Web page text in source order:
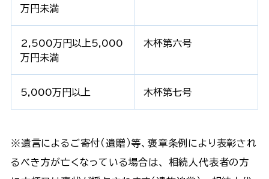
万円未満
2,500万円以上5,000
万円未満
木杯第六号
5,000万円以上 木杯第七号
※遺言によるご寄付（遺贈）等、褒章条例により表彰され
るべき方が亡くなっている場合は、 相続人代表者の方